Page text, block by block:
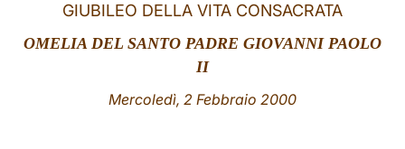
LATINE
GIUBILEO DELLA VITA CONSACRATA
OMELIA DEL SANTO PADRE GIOVANNI PAOLO
II
Mercoledì, 2 Febbraio 2000